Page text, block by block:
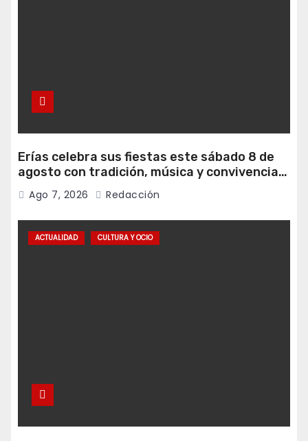
Erías celebra sus fiestas este sábado 8 de
agosto con tradición, música y convivencia
vecinal
Ago 7, 2026 Redacción
ACTUALIDAD CULTURA Y OCIO